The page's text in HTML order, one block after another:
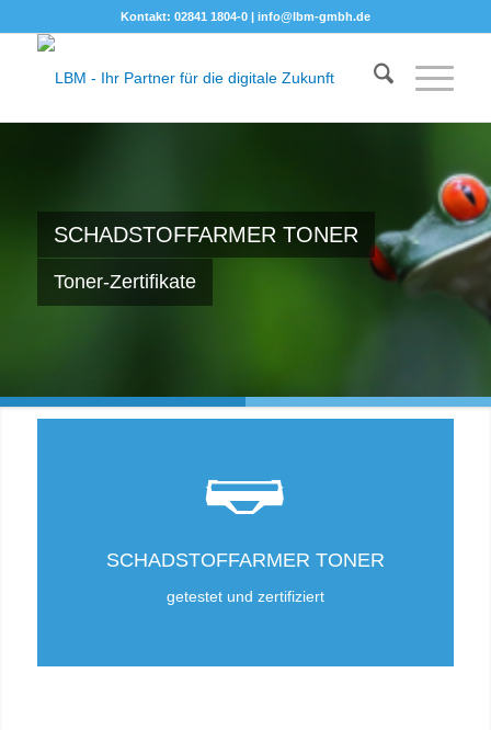
Kontakt: 02841 1804-0 | info@lbm-gmbh.de
SCHADSTOFFARMER TONER
Toner-Zertifikate
SCHADSTOFFARMER TONER
getestet und zertifiziert